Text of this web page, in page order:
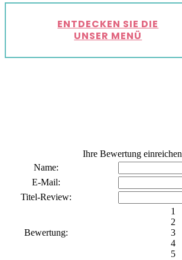
ENTDECKEN SIE DIE
UNSER MENÜ
Ihre Bewertung einreichen
Name:
E-Mail:
Titel-Review:
Bewertung:
1
2
3
4
5